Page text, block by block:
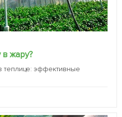
в жару?
теплице: эффективные